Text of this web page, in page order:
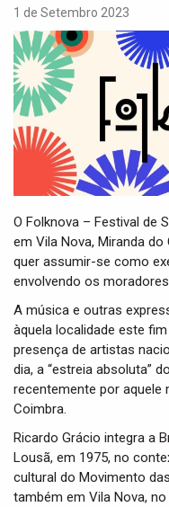
1 de Setembro 2023
O Folknova – Festival de
em Vila Nova, Miranda
quer assumir-se como
envolvendo os moradores.
A música e outras
àquela localidade este
presença de artistas
dia, a “estreia absoluta”
recentemente por aquele
Coimbra.
Ricardo Grácio integra a
Lousã, em 1975, no
cultural do Movimento
também em Vila Nova,